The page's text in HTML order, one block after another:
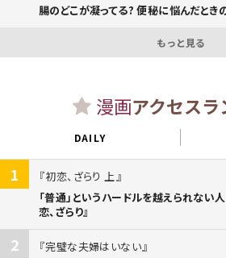
腸のどこが凝ってる? 便秘に悩んだときの
もっと見る
漫画アクセス
DAILY
1
初恋、ざらり 上
「普通」というハードルを越えられない
恋、ざらり』
2
完璧な夫婦はいない